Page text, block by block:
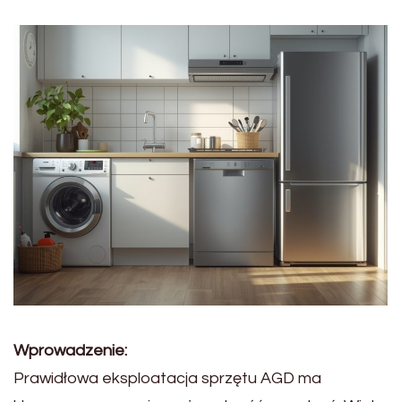
Wprowadzenie:
Prawidłowa eksploatacja sprzętu AGD ma